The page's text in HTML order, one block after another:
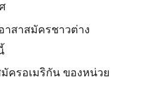
าสาสมัครชาวต่าง
ครอเมริกัน ของหน่วย